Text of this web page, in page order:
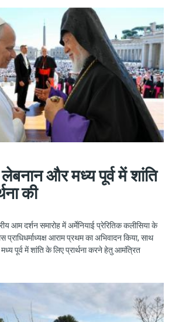
लेबनान और मध्य पूर्व में शांति
की
आम दर्शन समारोह में अर्मेनियाई प्रेरितिक कलीसिया के
प्राधिधर्माध्यक्ष आराम प्रथम का अभिवादन किया, साथ
पूर्व में शांति के लिए प्रार्थना करने हेतु आमंत्रित